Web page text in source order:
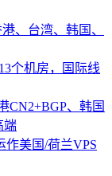
、台湾、韩国、
个机房，国际线
CN2+BGP、韩国
端
作美国/荷兰VPS